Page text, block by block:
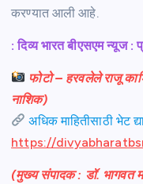
करण्यात आली आहे.
: दिव्य भारत बीएसएम न्यूज :
फोटो – हरवलेले राजू
नाशिक)
अधिक माहितीसाठी भेट
https://
(मुख्य संपादक : डॉ. भागवत